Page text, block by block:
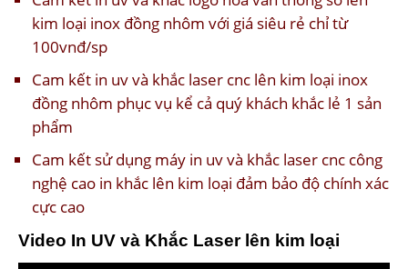
kim loại inox đồng nhôm với giá siêu rẻ chỉ từ
100vnđ/sp
Cam kết in uv và khắc laser cnc lên kim loại inox
đồng nhôm phục vụ kể cả quý khách khắc lẻ 1 sản
phẩm
Cam kết sử dụng máy in uv và khắc laser cnc công
nghệ cao in khắc lên kim loại đảm bảo độ chính xác
cực cao
Video In UV và Khắc Laser lên kim loại